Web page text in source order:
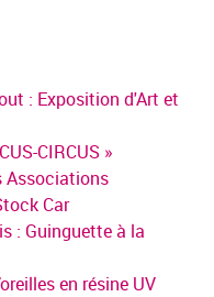
: Exposition d'Art et
CIRCUS »
Associations
Car
: Guinguette à la
en résine UV